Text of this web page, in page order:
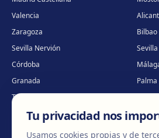
Valencia
Zaragoza
Bilbao
Sevilla Nervión
Córdoba
Granada
Tenerife
Portugal · Guimarães
Clínica
Tu privacidad nos
Usamos cookies propias y de